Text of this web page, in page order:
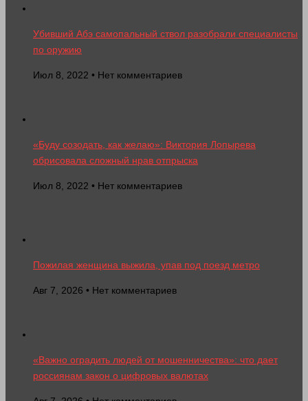
Убивший Абэ самопальный ствол разобрали специалисты
по оружию
Июл 8, 2022 • Нет комментариев
«Буду созодать, как желаю»: Виктория Лопырева
обрисовала сложный нрав отпрыска
Июл 8, 2022 • Нет комментариев
Пожилая женщина выжила, упав под поезд метро
Авг 7, 2026 • Нет комментариев
«Важно оградить людей от мошенничества»: что дает
россиянам закон о цифровых валютах